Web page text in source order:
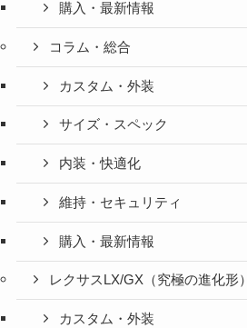
購入・最新情報
コラム・総合
カスタム・外装
サイズ・スペック
内装・快適化
維持・セキュリティ
購入・最新情報
レクサスLX/GX（究極の進化形）
カスタム・外装